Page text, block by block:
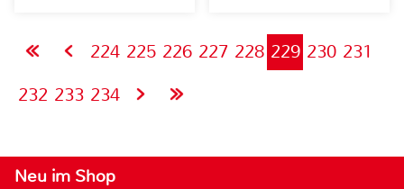
224 225 226 227 228 229 230 231
232 233 234
Neu im Shop